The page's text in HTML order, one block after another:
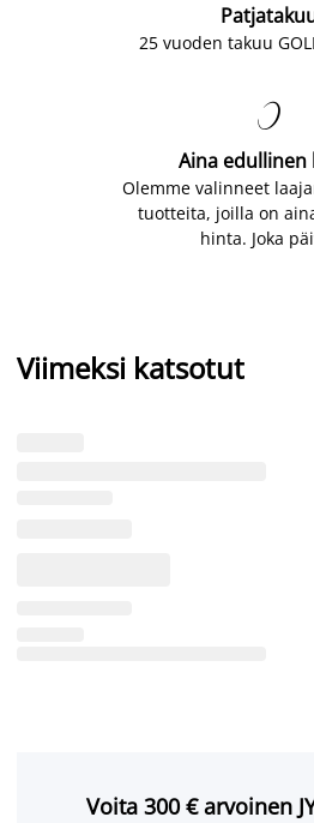
25 vuoden takuu

Aina edullinen
Olemme valinneet
tuotteita, joilla on
hinta. Joka
Viimeksi katsotut
Voita 300 € arvoinen